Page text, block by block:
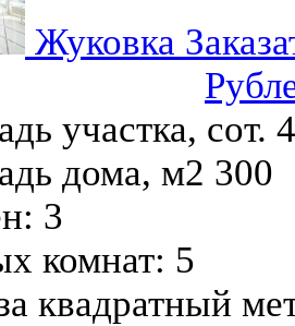
Жуковка
участка, сот.
дома, м2 300
3
комнат: 5
квадратный